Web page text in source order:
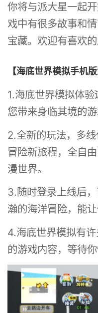
你将与派大星一起
戏中有很多故事和
宝藏。欢迎有喜欢
【海底世界模拟手机
1.海底世界模拟体
您带来身临其境的游
2.全新的玩法，多
冒险新旅程，全自
漫世界。
3.随时登录上线后
瀚的海洋冒险，能让
4.海底世界模拟有
的游戏内容，等待你